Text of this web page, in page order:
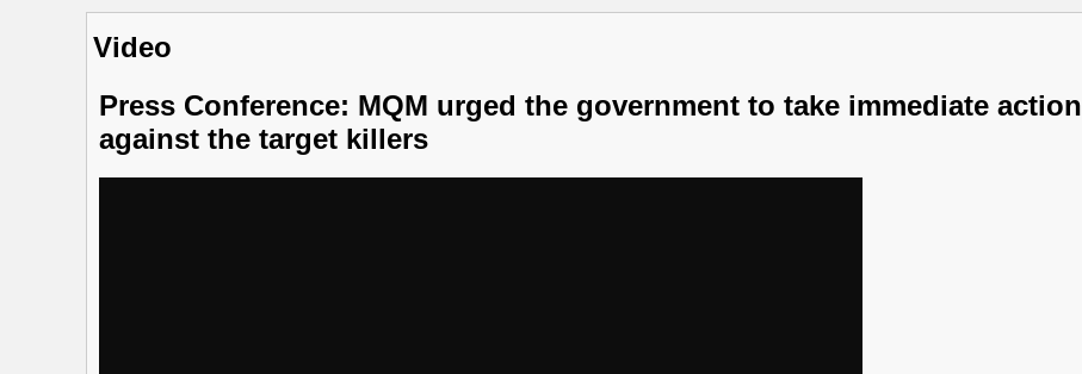
Video
Press Conference: MQM urged the government to take immediate action
against the target killers